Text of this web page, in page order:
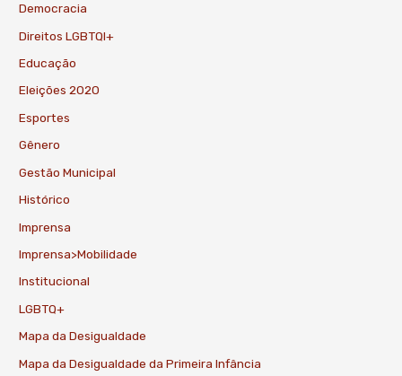
Democracia
Direitos LGBTQI+
Educação
Eleições 2020
Esportes
Gênero
Gestão Municipal
Histórico
Imprensa
Imprensa>Mobilidade
Institucional
LGBTQ+
Mapa da Desigualdade
Mapa da Desigualdade da Primeira Infância